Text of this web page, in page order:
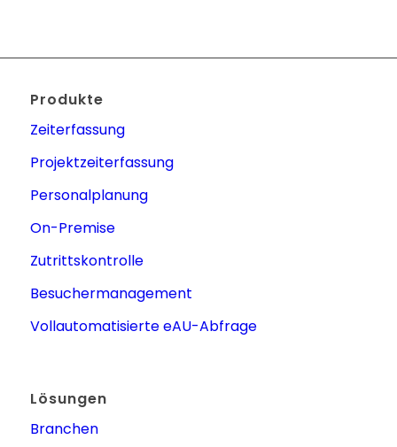
Produkte
Zeiterfassung
Projektzeiterfassung
Personalplanung
On-Premise
Zutrittskontrolle
Besuchermanagement
Vollautomatisierte eAU-Abfrage
Lösungen
Branchen